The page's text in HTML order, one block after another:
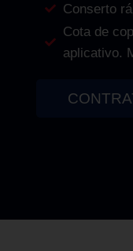
Conserto
Cota de
aplicativo.